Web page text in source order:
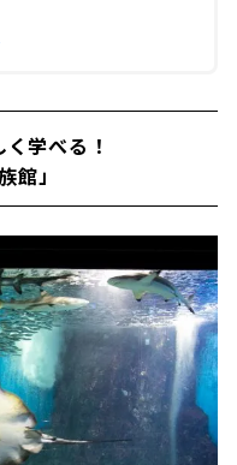
学べる！
館」